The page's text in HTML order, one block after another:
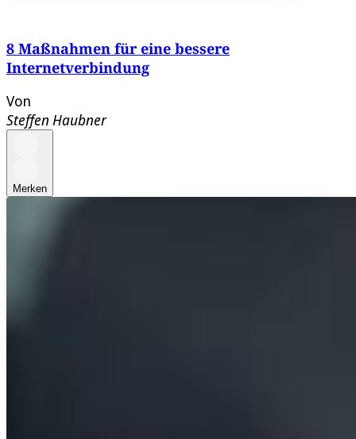
8 Maßnahmen für eine bessere
Internetverbindung
Von
Steffen Haubner
Merken